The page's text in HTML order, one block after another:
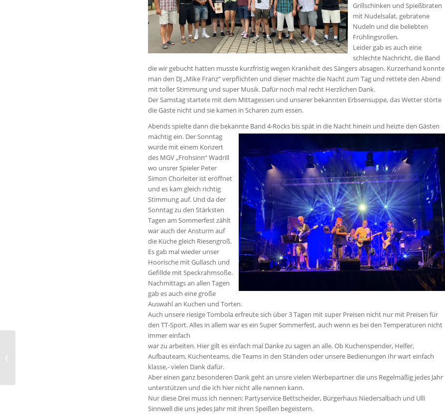
Grillschinken und Spießbraten
mit Nudelsalat, gebratene
Nudeln und die beliebten
Frühlingsrollen.
Leider gab es auch eine
schlechte Nachricht, die Band
die wir gebucht hatten musste kurzfristig wegen Krankheit des Sängers absagen. Kurzerhand konnte
man den DJ „Mike Franz“ verpflichten und dieser machte die Nacht zum Tag und rettete den Abend
mit toller Stimmung und super Musik. Dafür noch mal recht Herzlichen Dank.
Der Samstag startete mit dem Mittagessen und unserer bekannten Erbsensuppe, das Wetter störte
die Gäste nicht und sie kamen in Scharen zum essen.
Abends spielte dann die bekannte Band 4-Rocks bis spät in die Nacht hinein und heizte den Gästen
mächtig ein. Der Sonntag
wurde mit einem Konzert
des MGV „Frohsinn“ Wadrill
wo unsrer Spieler Peter
Simon Chorleiter ist eröffnet
und es kam gleich richtig
Stimmung auf. Und da der
Sonntag zu den Stärksten
Tagen am Sommerfest zählt
war auch der Ansturm auf
die Küche gleich Riesengroß.
Es gab mal wieder unser
Hoorische mit Gullasch und
Gefillde mit Speckrahmsoße.
Nachmittags an allen Tagen
gab es auch eine große
Auswahl an Kuchen und Torten.
Auch unsere riesige Tombola erfreute sich über 3 Tagen mit super Preisen nicht nur mit Preisen für
den TT-Sport. Alles in allem war es ein Super Sommerfest, auch wenn es bei den Temperaturen nicht
immer einfach
war zu arbeiten. Hier gilt es einfach mal Danke zu sagen an alle. Ob Kuchenspender, Helfer,
Aufbauteam, Küchenteams, die Teams in den Ständen oder unsere Bedienungen Ihr wart einfach
klasse,- vielen Dank dafür.
Aber einen ganz besonderen Dank geht an unsre vielen Werbepartner die uns Regelmäßig jedes Jahr
unterstützen und die ich hier nicht alle nennen kann.
Nur diese Drei muss ich nennen: Partyservice Bettscheider, Bürgerhaus Niedersalbach und Ulli
Sinnwell die uns jedes Jahr mit ihren Speißen begeistern.